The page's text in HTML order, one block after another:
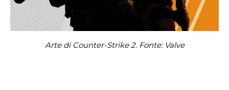
Arte di Counter-Strike 2. Fonte: Valve